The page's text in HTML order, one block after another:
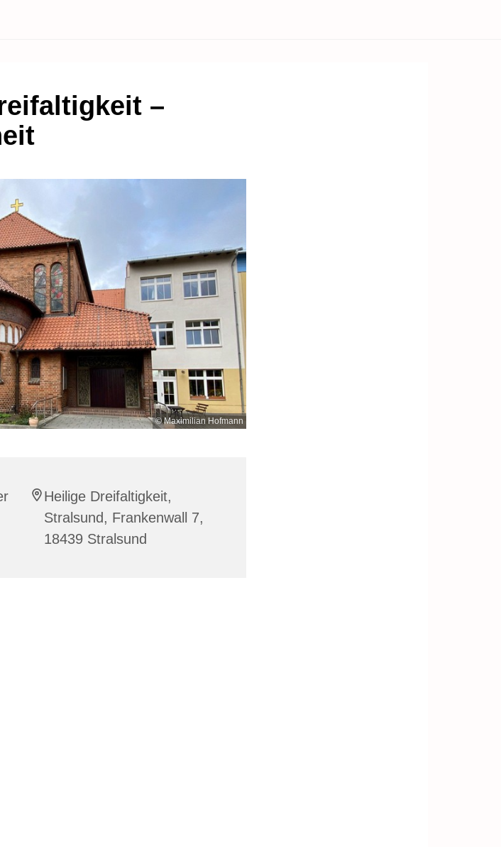
–
© Maximilian Hofmann
Heilige Dreifaltigkeit,
Stralsund, Frankenwall 7,
18439 Stralsund